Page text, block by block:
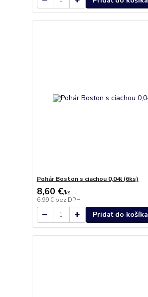
Pohár Boston s ciachou 0,04l (6ks)
8,60 €/ks
6,99 € bez DPH
Pridať do košíka